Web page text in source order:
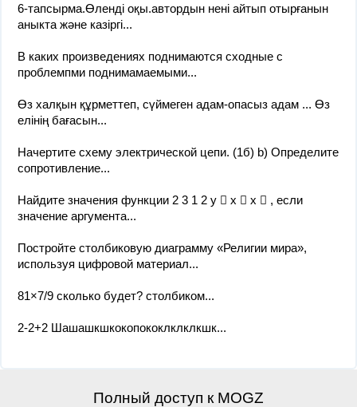
6-тапсырма.Өленді оқы.автордын нені айтып отырғанын
аныкта және казіргі...
В каких произведениях поднимаются сходные с
проблемпми поднимамаемыми...
Өз халқын құрметтеп, сүймеген адам-опасыз адам ... Өз
елінің бағасын...
Начертите схему электрической цепи. (1б) b) Определите
сопротивление...
Найдите значения функции 2 3 1 2 у  х  х  , если
значение аргумента...
Постройте столбиковую диаграмму «Религии мира»,
используя цифровой материал...
81×7/9 сколько будет? столбиком​...
2-2+2 Шашашкшкокопококлклклкшк...
Полный доступ к MOGZ